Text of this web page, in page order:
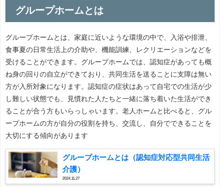
グループホームとは
グループホームとは、家庭に近いような環境の中で、入浴や排泄、
食事夏の日常生活上の介助や、機能訓練、レクリエーションなどを
受けることができます。グループホームでは、認知症があっても概
ね身の回りの自立ができており、共同生活を送ることに支障は無い
方が入所対象になります。認知症の症状はあって自宅での生活が少
し難しい状態でも、見慣れた人たちと一緒に落ち着いた生活ができ
ることが合う方もいらっしゃいます。老人ホームと比べると、グル
ープホームの方が自分の役割を持ち、交流し、自分でできることを
大切にする傾向があります
グループホームとは（認知症対応型共同生活
介護）
2024.11.27